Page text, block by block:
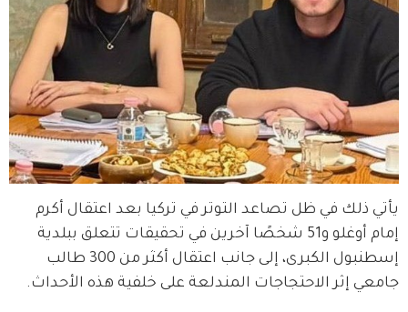
يأتي ذلك في ظل تصاعد التوتر في تركيا بعد اعتقال أكرم
إمام أوغلو و51 شخصًا آخرين في تحقيقات تتعلق ببلدية
إسطنبول الكبرى، إلى جانب اعتقال أكثر من 300 طالب
جامعي إثر الاحتجاجات المندلعة على خلفية هذه الأحداث.